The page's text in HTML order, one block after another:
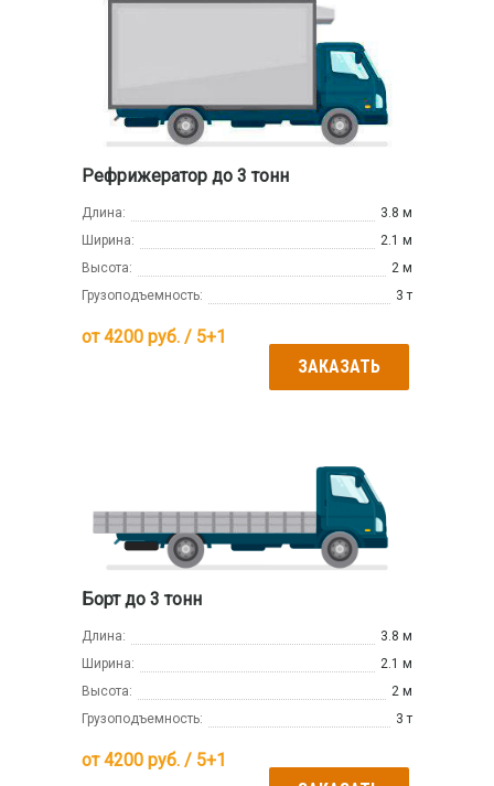
Рефрижератор до 3 тонн
Длина:
3.8 м
Ширина:
2.1 м
Высота:
2 м
Грузоподъемность:
3 т
от4200 руб. / 5+1
ЗАКАЗАТЬ
Борт до 3 тонн
Длина:
3.8 м
Ширина:
2.1 м
Высота:
2 м
Грузоподъемность:
3 т
от4200 руб. / 5+1